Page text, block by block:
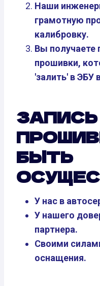
Наши
грамотную
калибровку.
Вы получаете
прошивки,
'залить' в ЭБУ
БЫТЬ
У нас в
У нашего
партнера.
Своими
оснащения.